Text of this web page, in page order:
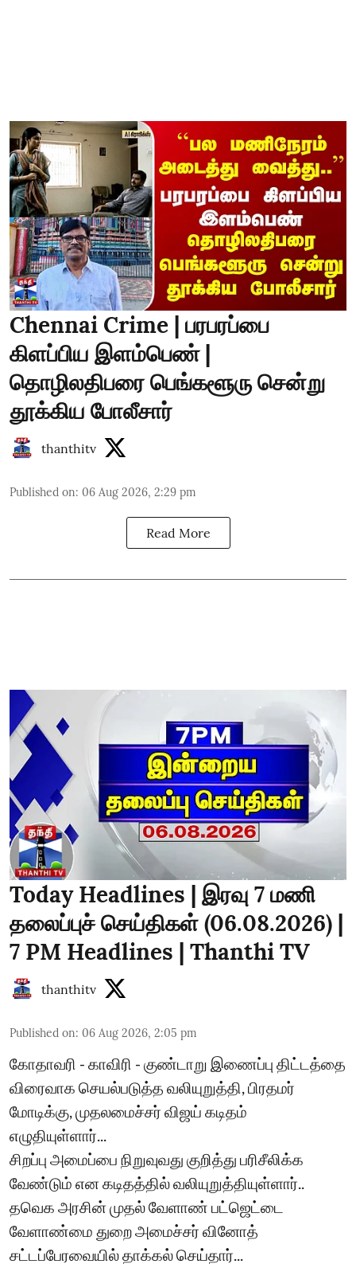
Chennai Crime | பரபரப்பை
கிளப்பிய இளம்பெண் |
தொழிலதிபரை பெங்களூரு சென்று
தூக்கிய போலீசார்
thanthitv
Published on: 06 Aug 2026, 2:29 pm
Read More
Today Headlines | இரவு 7 மணி
தலைப்புச் செய்திகள் (06.08.2026) |
7 PM Headlines | Thanthi TV
thanthitv
Published on: 06 Aug 2026, 2:05 pm
கோதாவரி - காவிரி - குண்டாறு இணைப்பு திட்டத்தை
விரைவாக செயல்படுத்த வலியுறுத்தி, பிரதமர்
மோடிக்கு, முதலமைச்சர் விஜய் கடிதம்
எழுதியுள்ளார்...
சிறப்பு அமைப்பை நிறுவுவது குறித்து பரிசீலிக்க
வேண்டும் என கடிதத்தில் வலியுறுத்தியுள்ளார்..
தவெக அரசின் முதல் வேளாண் பட்ஜெட்டை
வேளாண்மை துறை அமைச்சர் வினோத்
சட்டப்பேரவையில் தாக்கல் செய்தார்...